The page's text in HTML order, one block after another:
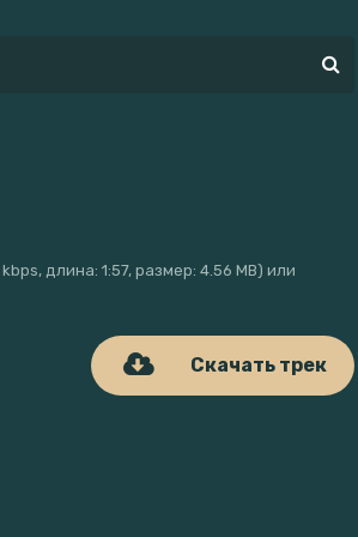
длина: 1:57, размер: 4.56 MB) или
Скачать трек